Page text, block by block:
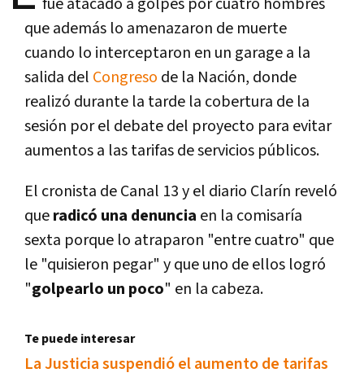
que además lo amenazaron de muerte
cuando lo interceptaron en un garage a la
salida del Congreso de la Nación, donde
realizó durante la tarde la cobertura de la
sesión por el debate del proyecto para evitar
aumentos a las tarifas de servicios públicos.
El cronista de Canal 13 y el diario Clarí­n reveló
queradicó una denuncia en la comisarí­a
sexta porque lo atraparon "entre cuatro" que
le "quisieron pegar" y que uno de ellos logró
"golpearlo un poco" en la cabeza.
Te puede interesar
La Justicia suspendió el aumento de tarifas